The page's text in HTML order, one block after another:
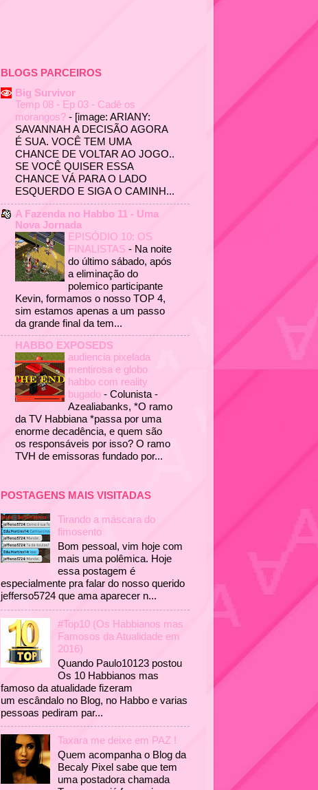
BLOGS PARCEIROS
Big Survivor
Temp 08 - Ep 03 - Cadê os
morangos? - [image: ARIANY:
SAVANNAH A DECISÃO AGORA
É SUA. VOCÊ TEM UMA
CHANCE DE VOLTAR AO JOGO..
SE VOCÊ QUISER ESSA
CHANCE VÁ PARA O LADO
ESQUERDO E SIGA O CAMINH...
A Fazenda no Habbo 11 - Uma
Nova Jornada
EPISÓDIO 10: OS
FINALISTAS - Na noite
do último sábado, após
a eliminação do
polemico participante
Kevin, formamos o nosso TOP 4,
sim estamos apenas a um passo
da grande final da tem...
HABBO EXPOSEDS
audiencia pixelada
mentirosa e globo
habbo com reality
bugado - Colunista -
Azealiabanks, *O ramo
da TV Habbiana *passa por uma
enorme decadência, e quem são
os responsáveis por isso? O ramo
TVH de emissoras fundado por...
POSTAGENS MAIS VISITADAS
Tirando a máscara do
fimosento
Bom pessoal, vim hoje com
mais uma polêmica. Hoje
essa postagem é
especialmente pra falar do nosso querido
jefferso5724 que ama aparecer n...
#Top10 (Os Habbianos mas
Famosos da Atualidade em
2016)
Quando Paulo10123 postou
Os 10 Habbianos mas
famoso da atualidade fizeram
um escândalo no Blog, no Habbo e varias
pessoas pediram par...
Taxara me deixe em PAZ !
Quem acompanha o Blog da
Becaly Pixel sabe que tem
uma postadora chamada